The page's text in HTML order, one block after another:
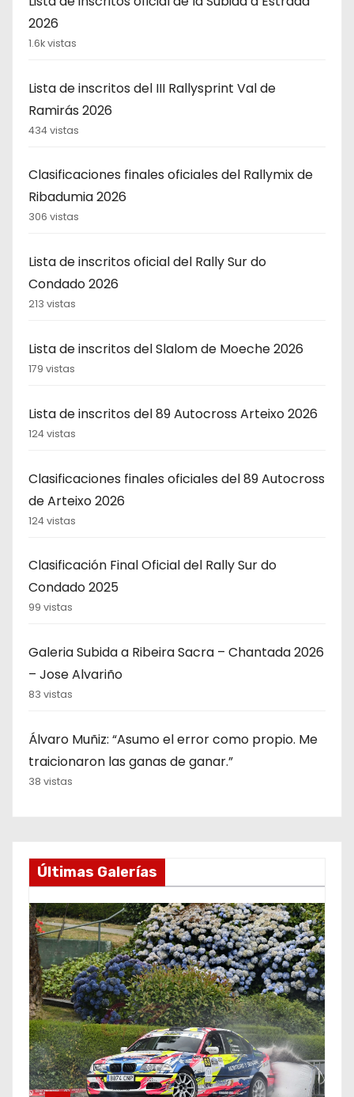
2026
1.6k vistas
Lista de inscritos del III Rallysprint Val de
Ramirás 2026
434 vistas
Clasificaciones finales oficiales del Rallymix de
Ribadumia 2026
306 vistas
Lista de inscritos oficial del Rally Sur do
Condado 2026
213 vistas
Lista de inscritos del Slalom de Moeche 2026
179 vistas
Lista de inscritos del 89 Autocross Arteixo 2026
124 vistas
Clasificaciones finales oficiales del 89 Autocross
de Arteixo 2026
124 vistas
Clasificación Final Oficial del Rally Sur do
Condado 2025
99 vistas
Galeria Subida a Ribeira Sacra – Chantada 2026
– Jose Alvariño
83 vistas
Álvaro Muñiz: “Asumo el error como propio. Me
traicionaron las ganas de ganar.”
38 vistas
Últimas Galerías